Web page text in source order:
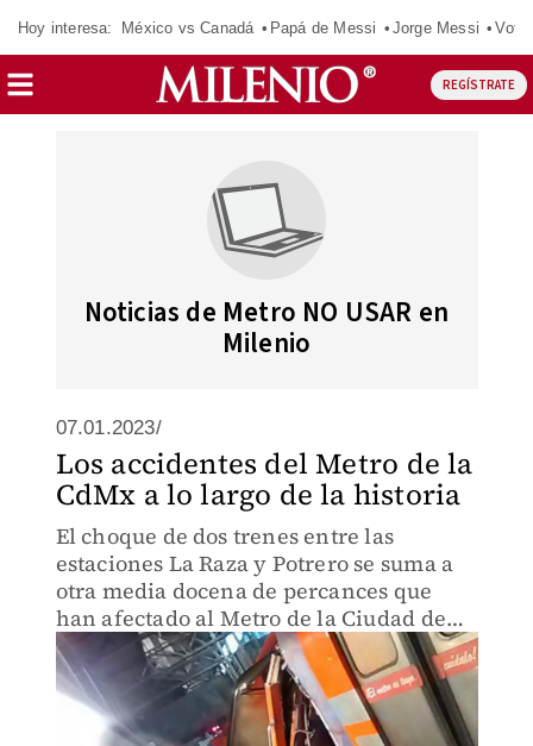
Hoy interesa: México vs Canadá Papá de Messi Jorge Messi
REGÍSTRATE
Noticias de Metro NO USAR en
Milenio
07.01.2023/
Los accidentes del Metro de la
CdMx a lo largo de la historia
El choque de dos trenes entre las
estaciones La Raza y Potrero se suma a
otra media docena de percances que
han afectado al Metro de la Ciudad de
México.